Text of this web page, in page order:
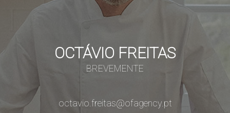
OCTÁVIO FREITAS
BREVEMENTE
octavio.freitas@ofagency.pt